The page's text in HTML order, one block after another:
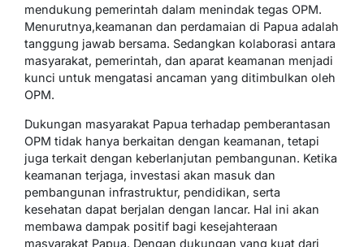
mendukung pemerintah dalam menindak tegas OPM.
Menurutnya,keamanan dan perdamaian di Papua adalah
tanggung jawab bersama. Sedangkan kolaborasi antara
masyarakat, pemerintah, dan aparat keamanan menjadi
kunci untuk mengatasi ancaman yang ditimbulkan oleh
OPM.
Dukungan masyarakat Papua terhadap pemberantasan
OPM tidak hanya berkaitan dengan keamanan, tetapi
juga terkait dengan keberlanjutan pembangunan. Ketika
keamanan terjaga, investasi akan masuk dan
pembangunan infrastruktur, pendidikan, serta
kesehatan dapat berjalan dengan lancar. Hal ini akan
membawa dampak positif bagi kesejahteraan
masyarakat Papua. Dengan dukungan yang kuat dari